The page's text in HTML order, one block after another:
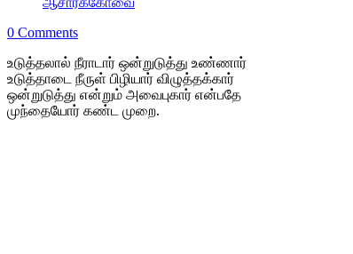
0 Comments
உடுத்தலால் நீராடார் ஒன்றுடுத்து உண்ணார்
உடுத்தாடை நீருள் பிழியார் விழுத்தக்கார்
ஒன்றுடுத்து என்றும் அவைபுகார் என்பதே
முந்தையோர் கண்ட முறை.